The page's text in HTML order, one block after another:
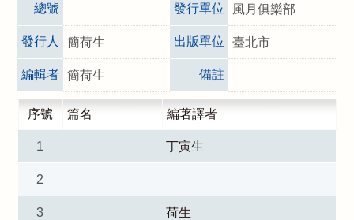
總號 發行單位 風月俱樂部
發行人 簡荷生 出版單位 臺北市
編輯者 簡荷生 備註
序號 篇名 編著譯者
1 丁寅生
2
3 荷生